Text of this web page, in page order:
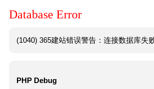
Database Error
(1040) 365建站错误警告：连接数据库失
PHP Debug